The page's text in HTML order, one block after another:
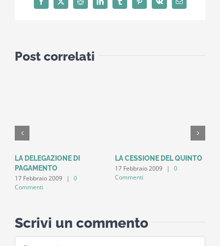
Facebook
X Reddit LinkedInTumblrPinterest
Vk Email
Post correlati
LA DELEGAZIONE DI
PAGAMENTO
17 Febbraio 2009 |
0
Commenti
LA CESSIONE DEL QUINTO
17 Febbraio 2009 |
0
Commenti
Scrivi un commento